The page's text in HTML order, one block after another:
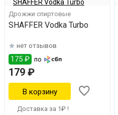
Дрожжи спиртовые
SHAFFER Vodka Turbo
нет отзывов
175 ₽ по
179 ₽
Доставка за 1₽ !